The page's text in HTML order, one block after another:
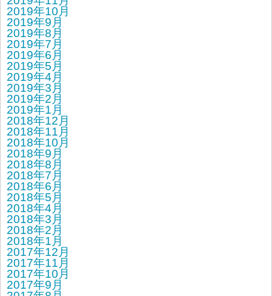
2019年10月
2019年9月
2019年8月
2019年7月
2019年6月
2019年5月
2019年4月
2019年3月
2019年2月
2019年1月
2018年12月
2018年11月
2018年10月
2018年9月
2018年8月
2018年7月
2018年6月
2018年5月
2018年4月
2018年3月
2018年2月
2018年1月
2017年12月
2017年11月
2017年10月
2017年9月